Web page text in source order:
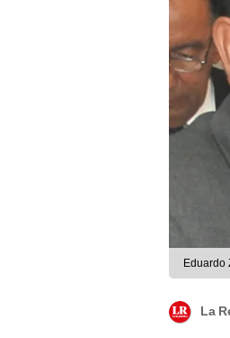
Eduardo
La